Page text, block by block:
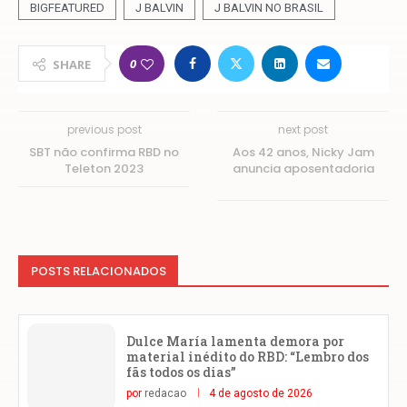
BIGFEATURED J BALVIN J BALVIN NO BRASIL
SHARE 0
previous post
SBT não confirma RBD no
Teleton 2023
next post
Aos 42 anos, Nicky Jam
anuncia aposentadoria
POSTS RELACIONADOS
Dulce María lamenta demora por
material inédito do RBD: “Lembro dos
fãs todos os dias”
por redacao 4 de agosto de 2026